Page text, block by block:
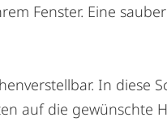
Fenster. Eine
In diese
auf die gewünschte